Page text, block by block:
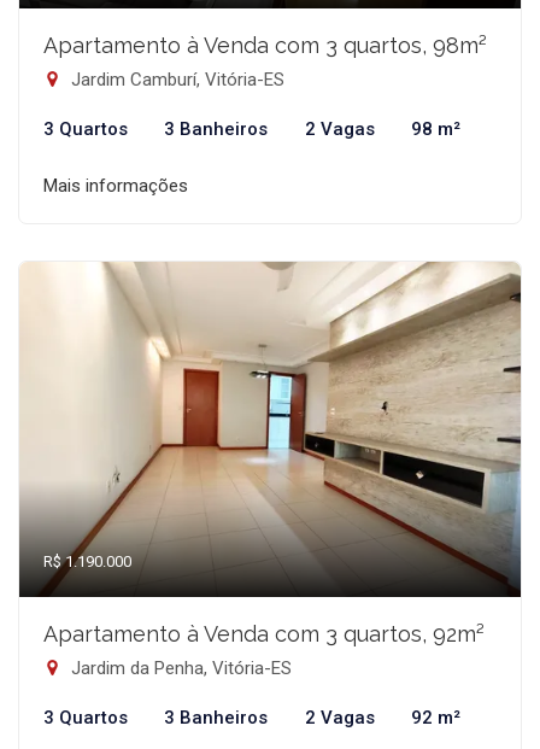
Apartamento à Venda com 3 quartos, 98m²
Jardim Camburí, Vitória-ES
3 Quartos 3 Banheiros 2 Vagas 98 m²
Mais informações
R$ 1.190.000
Apartamento à Venda com 3 quartos, 92m²
Jardim da Penha, Vitória-ES
3 Quartos 3 Banheiros 2 Vagas 92 m²